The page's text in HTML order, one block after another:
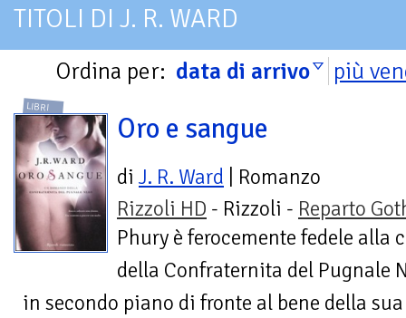
TITOLI DI J. R. WARD
Ordina per: data di arrivo più
LIBRI
Oro e sangue
di J. R. Ward | Romanzo
Rizzoli HD - Rizzoli - Reparto
Phury è ferocemente fedele alla
della Confraternita del Pugnale
in secondo piano di fronte al bene della